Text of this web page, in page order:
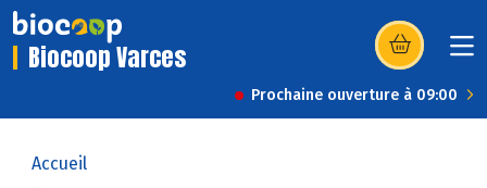
Biocoop Varces (s’ouvre dans
Prochaine ouverture à 09:00
Accueil